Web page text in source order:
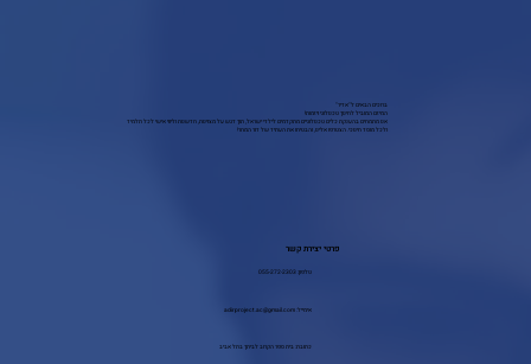
פרטי יצירת קשר
טלפון: 055-272-2303
אימייל:adirproject.ac@gmail.com
כתובת: בית ספר הקרוב לביתך בתל אביב
ברוכים הבאים ל"אדיר"
המיזם המוביל לחינוך טכנולוגי ויזמות!
אנו מתמחים בהענקת כלים טכנולוגיים מתקדמים לילדי ישראל, תוך דגש על מצוינות, חדשנות וליווי אישי לכל תלמיד
ולכל מוסד חינוכי. הצטרפו אלינו, והבטיחו את העתיד של דור המחר!